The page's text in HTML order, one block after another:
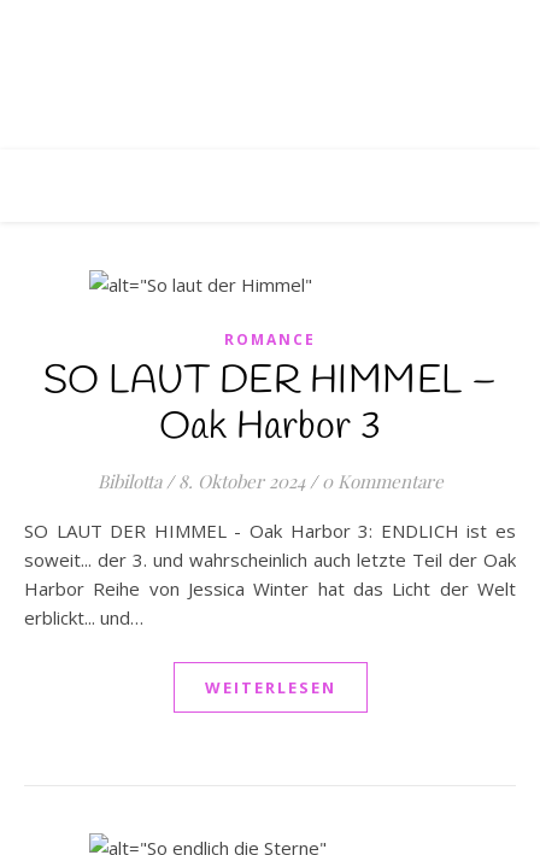
ROMANCE
SO LAUT DER HIMMEL –
Oak Harbor 3
Bibilotta / 8. Oktober 2024 / 0 Kommentare
SO LAUT DER HIMMEL - Oak Harbor 3: ENDLICH ist es
soweit... der 3. und wahrscheinlich auch letzte Teil der Oak
Harbor Reihe von Jessica Winter hat das Licht der Welt
erblickt... und…
WEITERLESEN